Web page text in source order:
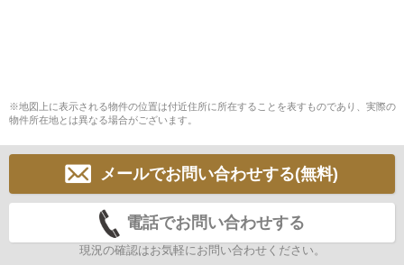
※地図上に表示される物件の位置は付近住所に所在することを表すものであり、実際の
物件所在地とは異なる場合がございます。
メールでお問い合わせする(無料)
電話でお問い合わせする
現況の確認はお気軽にお問い合わせください。